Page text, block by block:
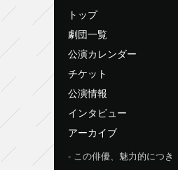
トップ
劇団一覧
公演カレンダー
チケット
公演情報
インタビュー
アーカイブ
この俳優、魅力的につき